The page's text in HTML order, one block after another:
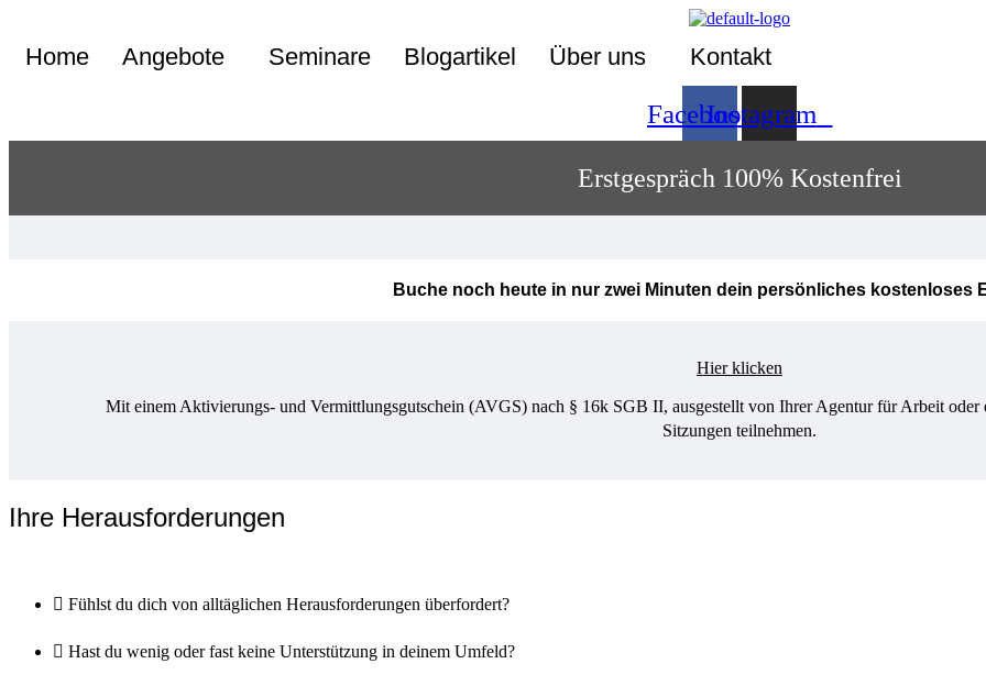
Home Angebote Seminare Blogartikel Über uns Kontakt
FacebookInstagram
Erstgespräch 100% Kostenfrei
Buche noch heute in nur zwei Minuten dein persönliches kostenloses
Hier klicken
Mit einem Aktivierungs- und Vermittlungsgutschein (AVGS) nach § 16k SGB II, ausgestellt von Ihrer Agentur für Arbeit oder
Sitzungen teilnehmen.
Ihre Herausforderungen
Fühlst du dich von alltäglichen Herausforderungen überfordert?
Hast du wenig oder fast keine Unterstützung in deinem Umfeld?